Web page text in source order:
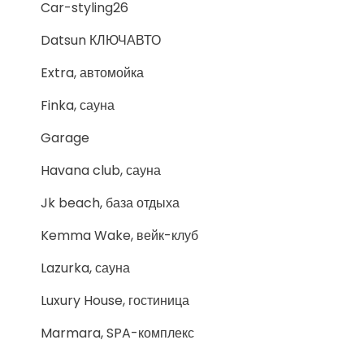
Car-styling26
Datsun КЛЮЧАВТО
Extra, автомойка
Finka, сауна
Garage
Havana club, сауна
Jk beach, база отдыха
Kemma Wake, вейк-клуб
Lazurka, сауна
Luxury House, гостиница
Marmara, SPA-комплекс